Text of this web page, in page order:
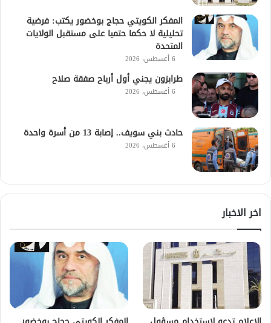
المفكر الكويتي حجاج بوخضور يكتب: فرضية
تحليلية لا حكما حتميا على مستقبل الولايات
المتحدة
6 أغسطس، 2026
طرابزون يجني أول أرباح صفقة صلاح
6 أغسطس، 2026
حادث بني سويف.. إصابة 13 من أسرة واحدة
6 أغسطس، 2026
اخر الاخبار